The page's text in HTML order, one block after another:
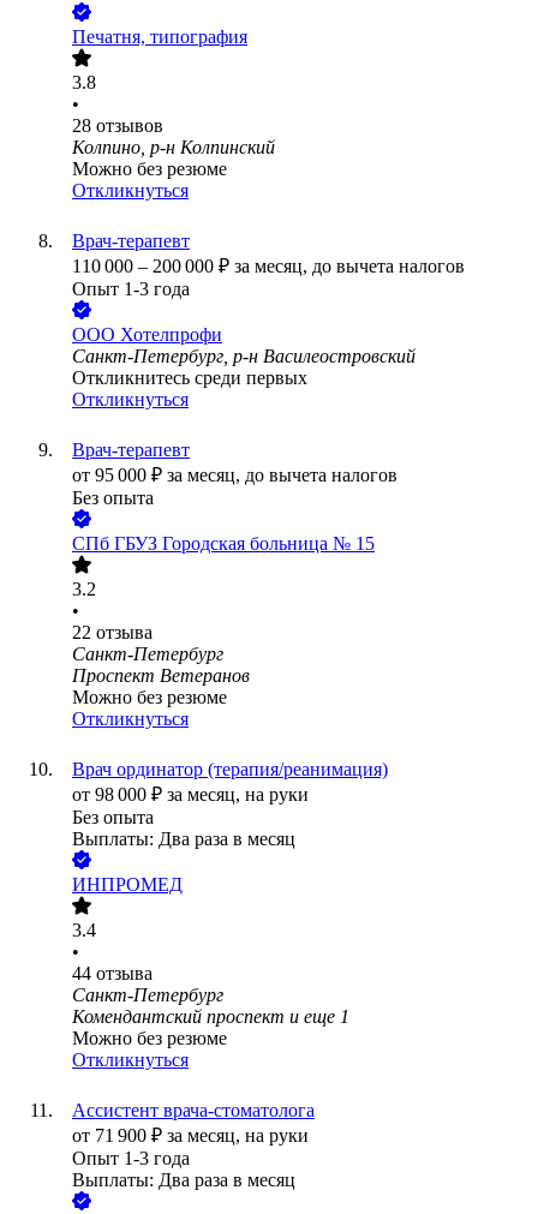
Печатня, типография
3.8
•
28 отзывов
Колпино, р-н Колпинский
Можно без резюме
Откликнуться
Врач-терапевт
110 000 – 200 000 ₽ за месяц, до вычета налогов
Опыт 1-3 года
ООО Хотелпрофи
Санкт-Петербург, р-н Василеостровский
Откликнитесь среди первых
Откликнуться
Врач-терапевт
от 95 000 ₽ за месяц, до вычета налогов
Без опыта
СПб ГБУЗ Городская больница № 15
3.2
•
22 отзыва
Санкт-Петербург
Проспект Ветеранов
Можно без резюме
Откликнуться
Врач ординатор (терапия/реанимация)
от 98 000 ₽ за месяц, на руки
Без опыта
Выплаты: Два раза в месяц
ИНПРОМЕД
3.4
•
44 отзыва
Санкт-Петербург
Комендантский проспект и еще 1
Можно без резюме
Откликнуться
Ассистент врача-стоматолога
от 71 900 ₽ за месяц, на руки
Опыт 1-3 года
Выплаты: Два раза в месяц